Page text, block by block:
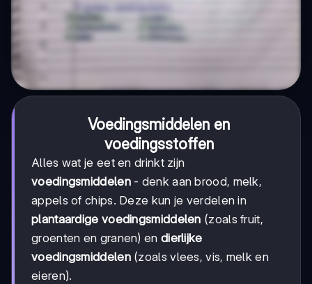
Voedingsmiddelen en
voedingsstoffen
Alles wat je eet en drinkt zijn
voedingsmiddelen- denk aan brood, melk,
appels of chips. Deze kun je verdelen in
plantaardige voedingsmiddelen (zoals fruit,
groenten en granen) en dierlijke
voedingsmiddelen(zoals vlees, vis, melk en
eieren).